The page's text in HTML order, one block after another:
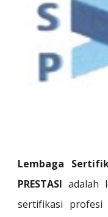
Lembaga
PRESTASI adalah
sertifikasi profesi